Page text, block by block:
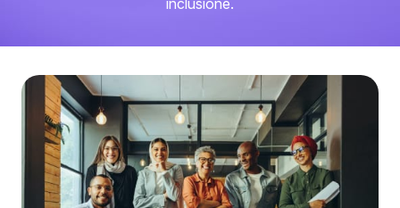
inclusione.